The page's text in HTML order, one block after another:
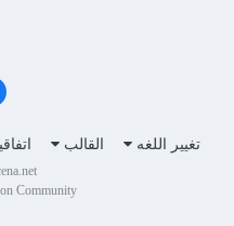
تغيير اللغه القالب
Community